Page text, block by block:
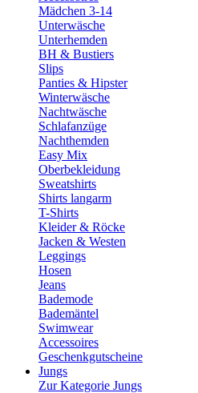
Mädchen 3-14
Unterwäsche
Unterhemden
BH & Bustiers
Slips
Panties & Hipster
Winterwäsche
Nachtwäsche
Schlafanzüge
Nachthemden
Easy Mix
Oberbekleidung
Sweatshirts
Shirts langarm
T-Shirts
Kleider & Röcke
Jacken & Westen
Leggings
Hosen
Jeans
Bademode
Bademäntel
Swimwear
Accessoires
Geschenkgutscheine
Jungs
Zur Kategorie Jungs